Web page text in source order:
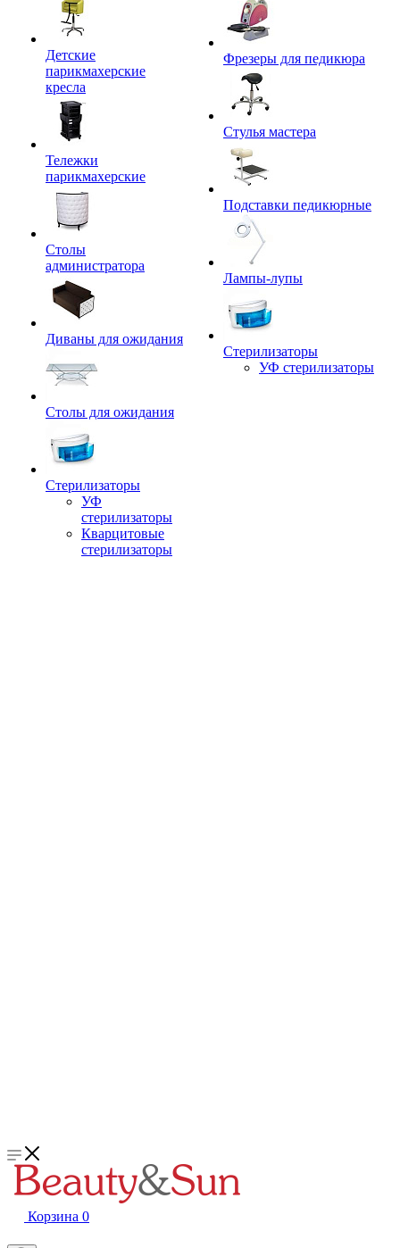
Детские
парикмахерские
кресла
Тележки
парикмахерские
Столы
администратора
Диваны для ожидания
Столы для ожидания
Стерилизаторы
УФ
стерилизаторы
Кварцитовые
стерилизаторы
Фрезеры для педикюра
Стулья мастера
Подставки педикюрные
Лампы-лупы
Стерилизаторы
УФ стерилизаторы
Корзина 0